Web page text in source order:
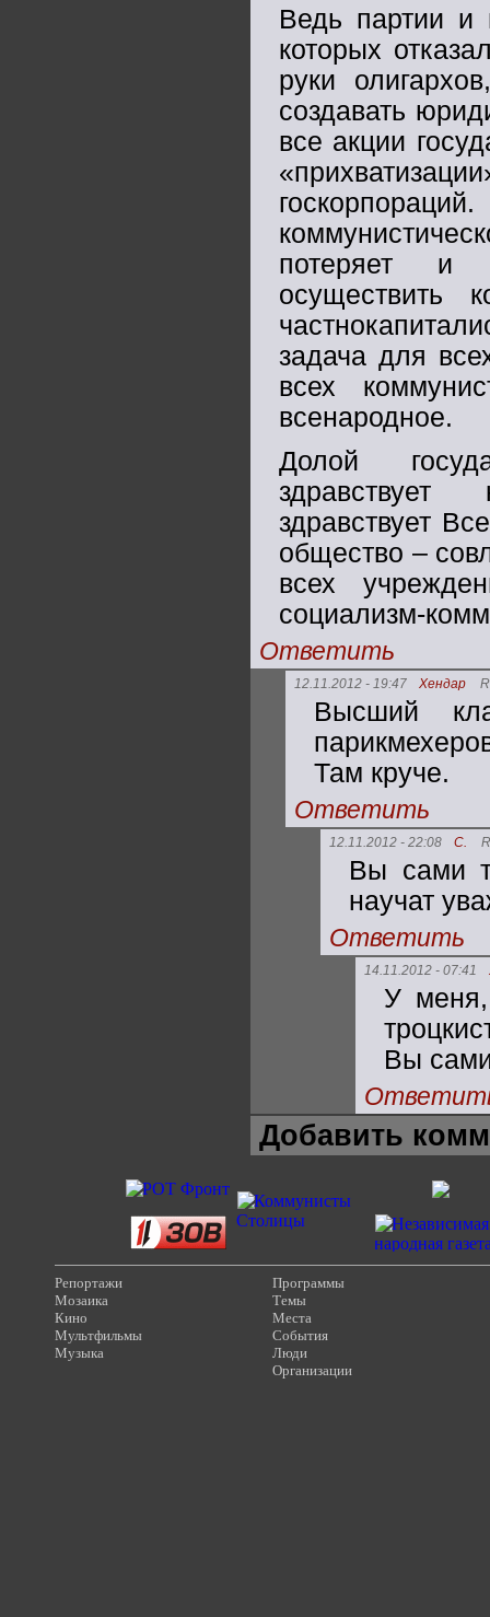
Ведь партии и
которых
руки
создавать
все акции
потеряет и
осуществить
задача для
всех
всенародное.
Долой
здравствует
здравствует
общество –
всех
социализм-
Ответить
12.11.2012 - 19:47 Хендар
Высший
Там круче.
Ответить
12.11.2012 - 22:08 С.
Вы сами
научат
Ответить
14.11.2012 - 07:41
У
Вы
Добавить
Репортажи
Мозаика
Кино
Мультфильмы
Музыка
Программы
Темы
Места
События
Люди
Организации